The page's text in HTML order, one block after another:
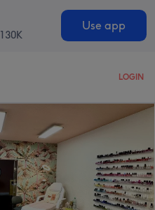
130K
Use app
LOGIN